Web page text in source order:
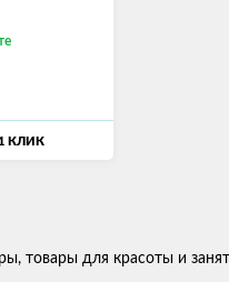
КЛИК
товары для красоты и